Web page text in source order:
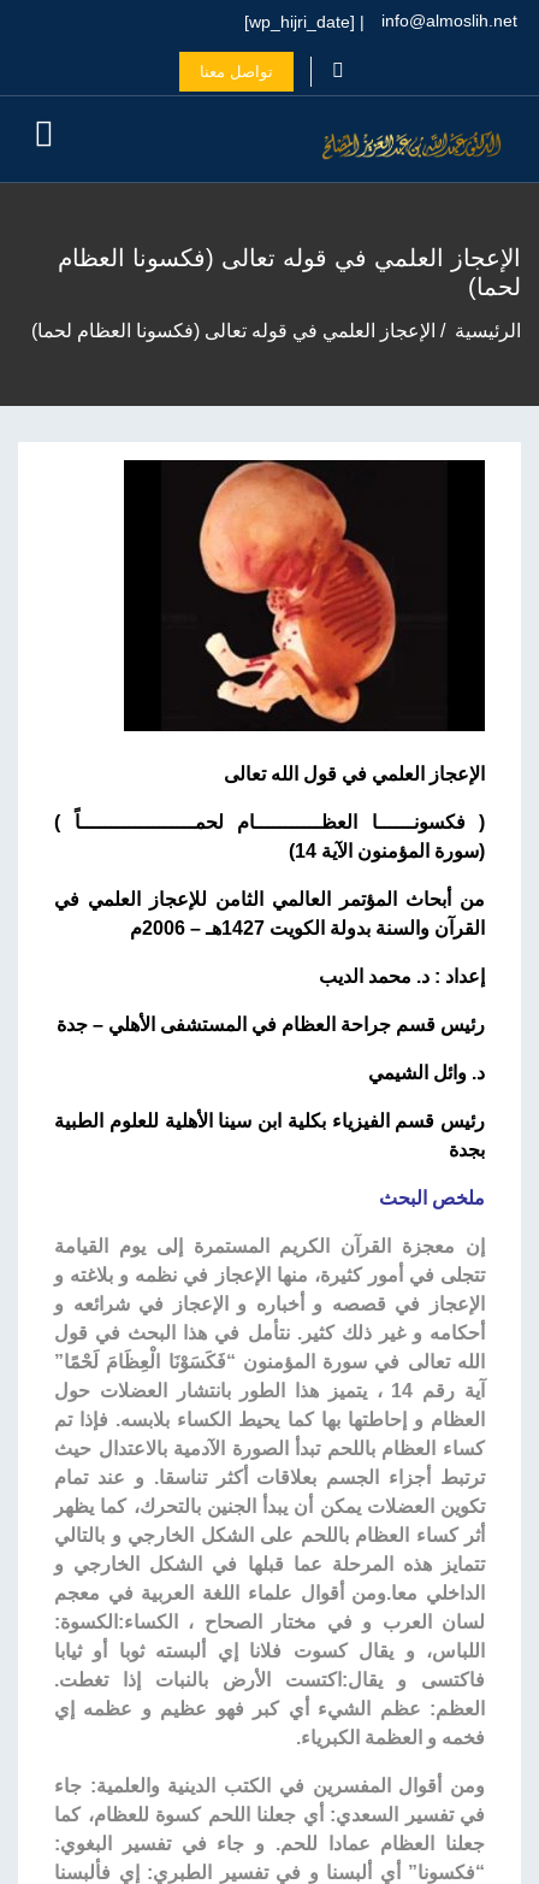
info@almoslih.net
| [wp_hijri_date]
تواصل معنا
الإعجاز العلمي في قوله تعالى (فكسونا العظام
لحما)
الرئيسية الإعجاز العلمي في قوله تعالى (فكسونا العظام لحما)
الإعجاز العلمي في قول الله تعالى
( فكسونــــــا العظـــــــــــام لحمـــــــــــــــــــاً )
(سورة المؤمنون الآية 14)
من أبحاث المؤتمر العالمي الثامن للإعجاز العلمي في
القرآن والسنة بدولة الكويت 1427هـ – 2006م
إعداد : د. محمد الديب
رئيس قسم جراحة العظام في المستشفى الأهلي – جدة
د. وائل الشيمي
رئيس قسم الفيزياء بكلية ابن سينا الأهلية للعلوم الطبية
بجدة
ملخص البحث
إن معجزة القرآن الكريم المستمرة إلى يوم القيامة
تتجلى في أمور كثيرة، منها الإعجاز في نظمه و بلاغته و
الإعجاز في قصصه و أخباره و الإعجاز في شرائعه و
أحكامه و غير ذلك كثير. نتأمل في هذا البحث في قول
الله تعالى في سورة المؤمنون “فَكَسَوْنَا الْعِظَامَ لَحْمًا”
آية رقم 14 ، يتميز هذا الطور بانتشار العضلات حول
العظام و إحاطتها بها كما يحيط الكساء بلابسه. فإذا تم
كساء العظام باللحم تبدأ الصورة الآدمية بالاعتدال حيث
ترتبط أجزاء الجسم بعلاقات أكثر تناسقا. و عند تمام
تكوين العضلات يمكن أن يبدأ الجنين بالتحرك، كما يظهر
أثر كساء العظام باللحم على الشكل الخارجي و بالتالي
تتمايز هذه المرحلة عما قبلها في الشكل الخارجي و
الداخلي معا.ومن أقوال علماء اللغة العربية في معجم
لسان العرب و في مختار الصحاح ، الكساء:الكسوة:
اللباس، و يقال كسوت فلانا إي ألبسته ثوبا أو ثيابا
فاكتسى و يقال:اكتست الأرض بالنبات إذا تغطت.
العظم: عظم الشيء أي كبر فهو عظيم و عظمه إي
فخمه و العظمة الكبرياء.
ومن أقوال المفسرين في الكتب الدينية والعلمية: جاء
في تفسير السعدي: أي جعلنا اللحم كسوة للعظام، كما
جعلنا العظام عمادا للحم. و جاء في تفسير البغوي:
“فكسونا” أي ألبسنا و في تفسير الطبري: إي فألبسنا